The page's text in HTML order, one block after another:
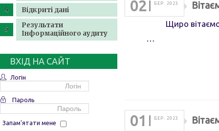
Відкриті дані
Результати
Інформаційного аудиту
ВХІД НА САЙТ
Логін
Пароль
Запам'ятати мене
02 БЕР. 2023
Щиро вітаємо
…
01 БЕР. 2023